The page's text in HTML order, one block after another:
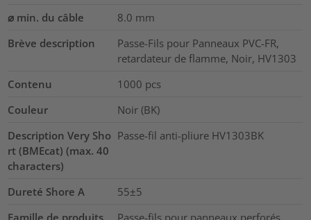
⌀ min. du câble
8.0 mm
Brève description
Passe-Fils pour Panneaux PVC-FR,
retardateur de flamme, Noir, HV1303
Contenu
1000 pcs
Couleur
Noir (BK)
Description Very Sho
rt (BMEcat) (max. 40
characters)
Passe-fil anti-pliure HV1303BK
Dureté Shore A
55±5